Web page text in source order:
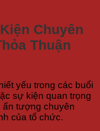
Chuyên
Thuận
yếu trong các buổi
sự kiện quan trọng
ấn tượng chuyên
của tổ chức.